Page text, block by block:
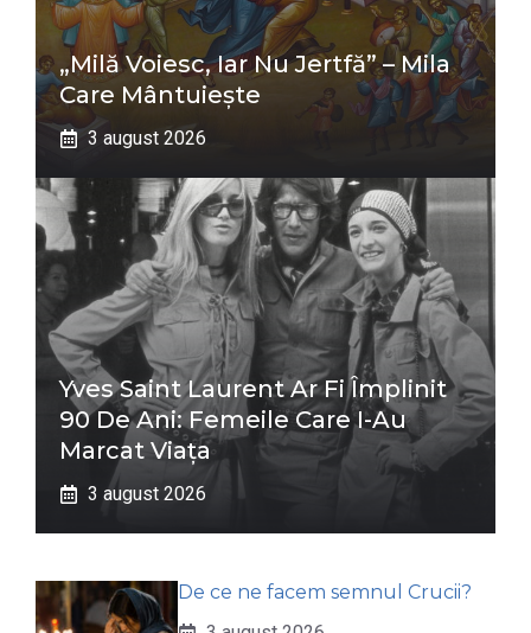
„Milă Voiesc, Iar Nu Jertfă” – Mila
Care Mântuiește
3 august 2026
Yves Saint Laurent Ar Fi Împlinit
90 De Ani: Femeile Care I-Au
Marcat Viața
3 august 2026
De ce ne facem semnul Crucii?